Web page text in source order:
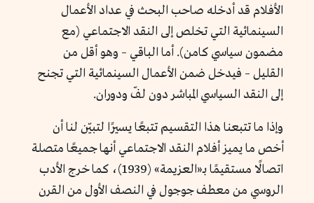
الأفلام قد أدخله صاحب البحث في عداد الأعمال
السينمائية التي تخلص إلى النقد الاجتماعي (مع
مضمون سياسي كامن). أما الباقي – وهو أقل من
القليل – فيدخل ضمن الأعمال السينمائية التي تجنح
إلى النقد السياسي المباشر دون لفّ ودوران.
وإذا ما تتبعنا هذا التقسيم تتبعًا يسيرًا لتبيّن لنا أن
أخص ما يميز أفلام النقد الاجتماعي أنها جميعًا متصلة
اتصالًا مستقيمًا بـ«العزيمة» (1939)، كما خرج الأدب
الروسي من معطف جوجول في النصف الأول من القرن